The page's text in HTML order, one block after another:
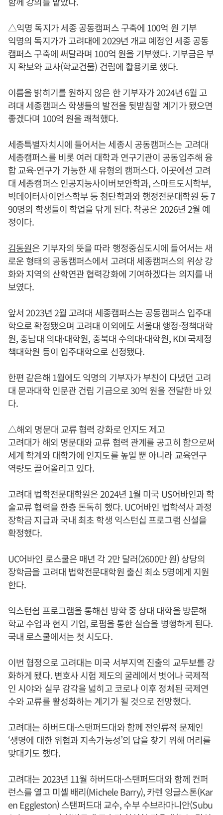
△익명 독지가 세종 공동캠퍼스 구축에 100억 원 기부
익명의 독지가가 고려대에 2029년 개교 예정인 세종 공동
캠퍼스 구축에 써달라며 100억 원을 기부했다. 기부금은 부
지 확보와 교사(학교건물) 건립에 활용키로 했다.
이름을 밝히기를 원하지 않은 한 기부자가 2024년 6월 고
려대 세종캠퍼스 학생들의 발전을 뒷받침할 계기가 됐으면
좋겠다며 100억 원을 쾌척했다.
세종특별자치시에 들어서는 세종시 공동캠퍼스는 고려대
세종캠퍼스를 비롯 여러 대학과 연구기관이 공동입주해 융
합 교육·연구가 가능한 새 유형의 캠퍼스다. 이곳에선 고려
대 세종캠퍼스 인공지능사이버보안학과, 스마트도시학부,
빅데이터사이언스학부 등 첨단학과와 행정전문대학원 등 7
90명의 학생들이 학업을 닦게 된다. 착공은 2026년 2월 예
정이다.
김동원은 기부자의 뜻을 따라 행정중심도시에 들어서는 새
로운 형태의 공동캠퍼스에서 고려대 세종캠퍼스의 위상 강
화와 지역의 산학연관 협력강화에 기여하겠다는 의지를 내
보였다.
앞서 2023년 2월 고려대 세종캠퍼스는 공동캠퍼스 입주대
학으로 확정됐으며 고려대 이외에도 서울대 행정·정책대학
원, 충남대 의대·대학원, 충북대 수의대·대학원, KDI 국제정
책대학원 등이 입주대학으로 선정됐다.
한편 같은해 1월에도 익명의 기부자가 부친이 다녔던 고려
대 문과대학 인문관 건립 기금으로 30억 원을 전달한 바 있
다.
△해외 명문대 교류 협력 강화로 인지도 제고
고려대가 해외 명문대와 교류 협력 관계를 공고히 함으로써
세계 학계와 대학가에 인지도를 높일 뿐 아니라 교육연구
역량도 끌어올리고 있다.
고려대 법학전문대학원은 2024년 1월 미국 US어바인과 학
술교류 협력을 한층 돈독히 했다. UC어바인 법학석사 과정
장학금 지급과 국내 최초 학생 익스턴십 프로그램 신설을
확정했다.
UC어바인 로스쿨은 매년 각 2만 달러(2600만 원) 상당의
장학금을 고려대 법학전문대학원 출신 최소 5명에게 지원
한다.
익스턴쉽 프로그램을 통해선 방학 중 상대 대학을 방문해
학교 수업과 현지 기업, 로펌을 통한 실습을 병행하게 된다.
국내 로스쿨에서는 첫 시도다.
이번 협정으로 고려대는 미국 서부지역 진출의 교두보를 강
화하게 됐다. 변호사 시험 제도의 굴레에서 벗어나 국제적
인 시야와 실무 감각을 넓히고 코로나 이후 정체된 국제연
수와 교류를 활성화하는 계기가 될 것으로 전망했다.
고려대는 하버드대-스탠퍼드대와 함께 전인류적 문제인
‘생명에 대한 위협과 지속가능성’의 답을 찾기 위해 머리를
맞대기도 했다.
고려대는 2023년 11월 하버드대-스탠퍼드대와 함께 컨퍼
런스를 열고 미셸 배리(Michele Barry), 카렌 잉글스톤(Kar
en Eggleston) 스탠퍼드대 교수, 수부 수브라마니안(Subu